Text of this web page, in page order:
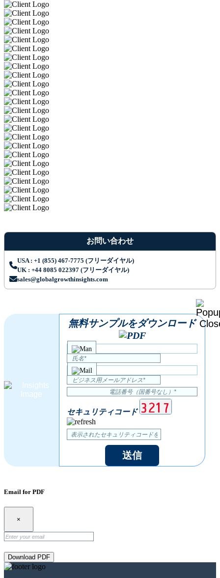
お問い合わせ
USA : +1 (855) 467-7775 (フリーダイヤル)
UK : +44 8085 022397 (フリーダイヤル)
sales@globalgrowthinsights.com
無料サンプルをダウンロード
セキュリティコード
送信
Email for PDF
×
Download PDF